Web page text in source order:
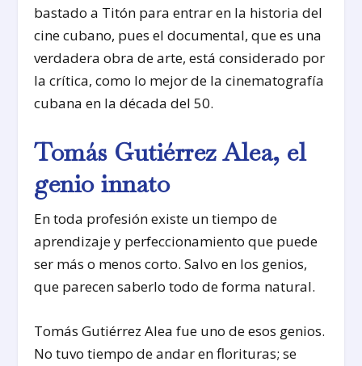
bastado a Titón para entrar en la historia del
cine cubano, pues el documental, que es una
verdadera obra de arte, está considerado por
la crítica, como lo mejor de la cinematografía
cubana en la década del 50.
Tomás Gutiérrez Alea, el
genio innato
En toda profesión existe un tiempo de
aprendizaje y perfeccionamiento que puede
ser más o menos corto. Salvo en los genios,
que parecen saberlo todo de forma natural.
Tomás Gutiérrez Alea fue uno de esos genios.
No tuvo tiempo de andar en florituras; se